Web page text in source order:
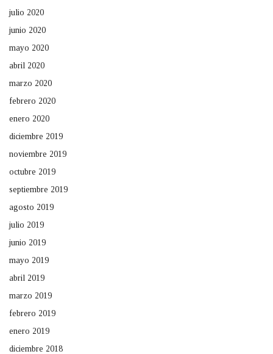
julio 2020
junio 2020
mayo 2020
abril 2020
marzo 2020
febrero 2020
enero 2020
diciembre 2019
noviembre 2019
octubre 2019
septiembre 2019
agosto 2019
julio 2019
junio 2019
mayo 2019
abril 2019
marzo 2019
febrero 2019
enero 2019
diciembre 2018